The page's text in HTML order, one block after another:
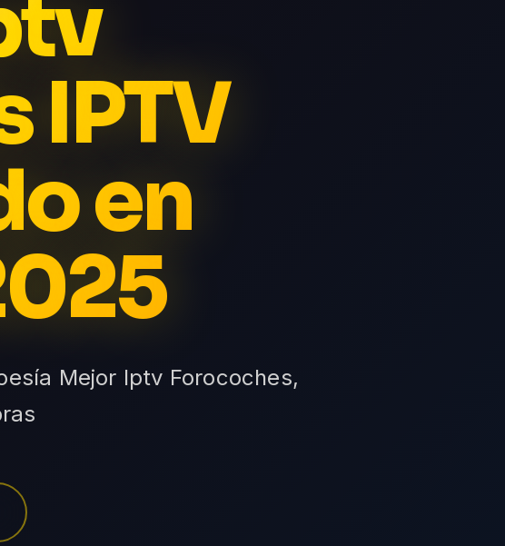
IPTV
en
Mejor Iptv Forocoches,